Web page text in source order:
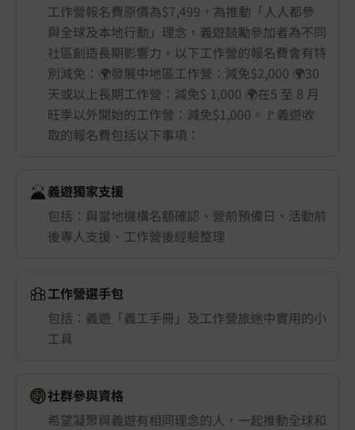
工作營報名費原價為$7,499，為推動「人人都參
與全球及本地行動」理念，義遊鼓勵參加者為不同
社區創造長期影響力。以下工作營的報名費會有特
別減免：🌍發展中地區工作營：減免$2,000 🌍30
天或以上長期工作營：減免$ 1,000 🌍在5 至 8 月
旺季以外開始的工作營：減免$1,000。🚩義遊收
取的報名費包括以下事項：
義遊獨家支援
包括：與當地機構名額確認、營前預備日、活動前
後專人支援、工作營後經驗整理
工作營選手包
包括：義遊「義工手冊」及工作營旅途中實用的小
工具
社群參與資格
希望凝聚與義遊有相同理念的人，一起推動全球和